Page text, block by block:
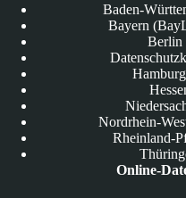
Baden-
Bayern
Nordrhein-
Rheinland-
Online-